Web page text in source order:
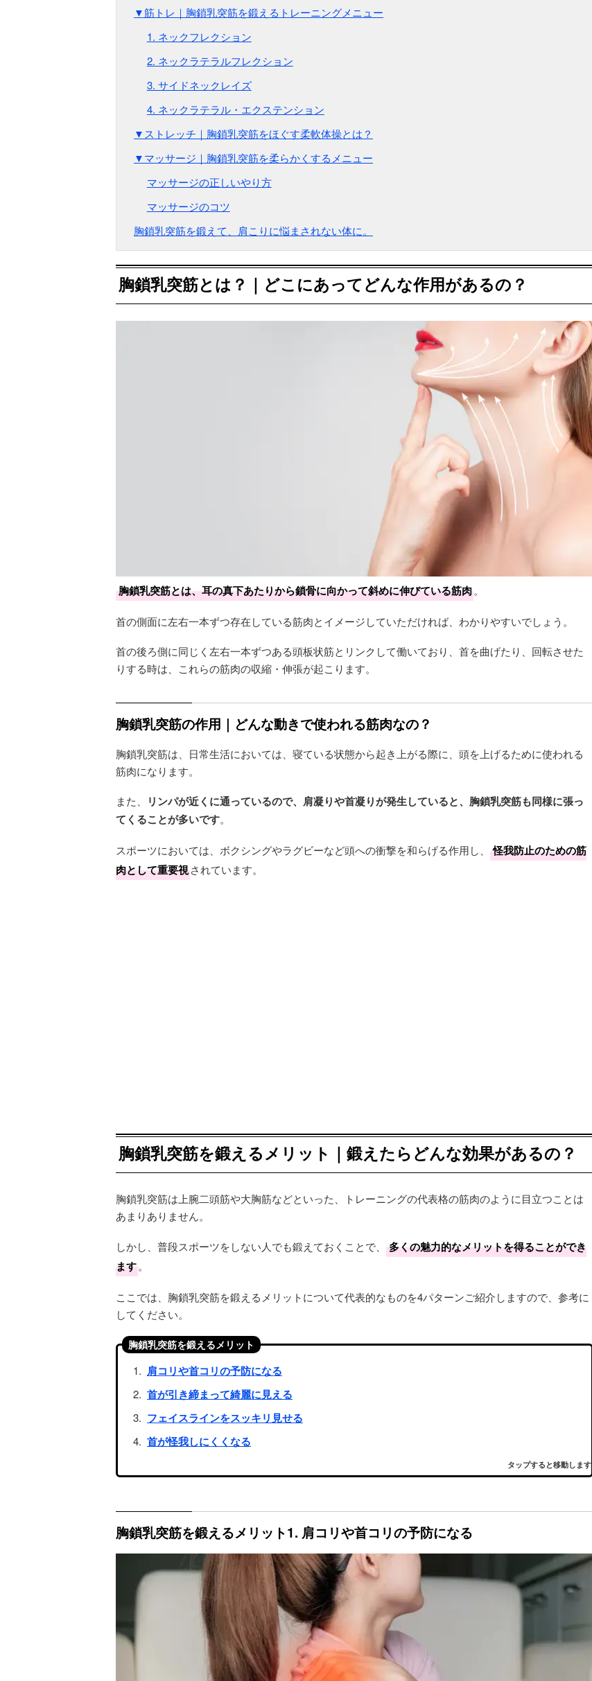
▼筋トレ｜胸鎖乳突筋を鍛えるトレーニングメニュー
1. ネックフレクション
2. ネックラテラルフレクション
3. サイドネックレイズ
4. ネックラテラル・エクステンション
▼ストレッチ｜胸鎖乳突筋をほぐす柔軟体操とは？
▼マッサージ｜胸鎖乳突筋を柔らかくするメニュー
マッサージの正しいやり方
マッサージのコツ
胸鎖乳突筋を鍛えて、肩こりに悩まされない体に。
胸鎖乳突筋とは？｜どこにあってどんな作用があるの？
胸鎖乳突筋とは、耳の真下あたりから鎖骨に向かって斜めに伸びている筋肉。
首の側面に左右一本ずつ存在している筋肉とイメージしていただければ、わかりやすいでしょう。
首の後ろ側に同じく左右一本ずつある頭板状筋とリンクして働いており、首を曲げたり、回転させた
りする時は、これらの筋肉の収縮・伸張が起こります。
胸鎖乳突筋の作用｜どんな動きで使われる筋肉なの？
胸鎖乳突筋は、日常生活においては、寝ている状態から起き上がる際に、頭を上げるために使われる
筋肉になります。
また、
リンパが近くに通っているので、肩凝りや首凝りが発生していると、胸鎖乳突筋も同様に張っ
てくることが多いです。
スポーツにおいては、ボクシングやラグビーなど頭への衝撃を和らげる作用し、
怪我防止のための筋
肉として重要視されています。
胸鎖乳突筋を鍛えるメリット｜鍛えたらどんな効果があるの？
胸鎖乳突筋は上腕二頭筋や大胸筋などといった、トレーニングの代表格の筋肉のように目立つことは
あまりありません。
しかし、普段スポーツをしない人でも鍛えておくことで、
多くの魅力的なメリットを得ることができ
ます。
ここでは、胸鎖乳突筋を鍛えるメリットについて代表的なものを4パターンご紹介しますので、参考に
してください。
胸鎖乳突筋を鍛えるメリット
肩コリや首コリの予防になる
首が引き締まって綺麗に見える
フェイスラインをスッキリ見せる
首が怪我しにくくなる
タップすると移動します
胸鎖乳突筋を鍛えるメリット1. 肩コリや首コリの予防になる